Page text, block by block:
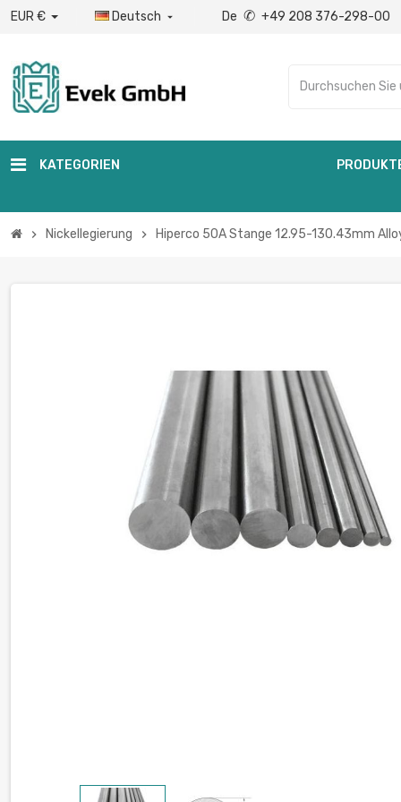
EUR € Deutsch  De ✆ +49 208 376-298-00
KATEGORIEN
chevron_right Nickellegierung chevron_right Hiperco 50A Stange 12.95-130.43mm